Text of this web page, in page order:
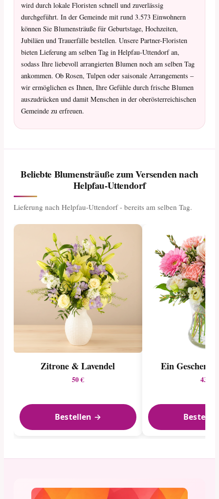
wird durch lokale Floristen schnell und zuverlässig
durchgeführt. In der Gemeinde mit rund 3.573 Einwohnern
können Sie Blumensträuße für Geburtstage, Hochzeiten,
Jubiläen und Trauerfälle bestellen. Unsere Partner-Floristen
bieten Lieferung am selben Tag in Helpfau-Uttendorf an,
sodass Ihre liebevoll arrangierten Blumen noch am selben Tag
ankommen. Ob Rosen, Tulpen oder saisonale Arrangements –
wir ermöglichen es Ihnen, Ihre Gefühle durch frische Blumen
auszudrücken und damit Menschen in der oberösterreichischen
Gemeinde zu erfreuen.
Beliebte Blumensträuße zum Versenden nach
Helpfau-Uttendorf
Lieferung nach Helpfau-Uttendorf - bereits am selben Tag.
Zitrone & Lavendel
50 €
Bestellen →
Ein Geschenk
43 €